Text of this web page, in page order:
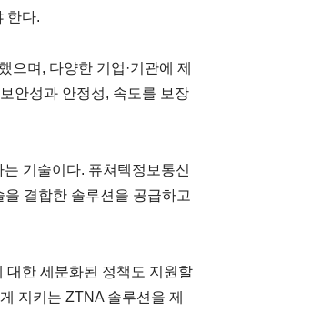
한다.
으며, 다양한 기업·기관에 제
안성과 안정성, 속도를 보장
기술이다. 퓨쳐텍정보통신
결합한 솔루션을 공급하고
대한 세분화된 정책도 지원할
지키는 ZTNA 솔루션을 제